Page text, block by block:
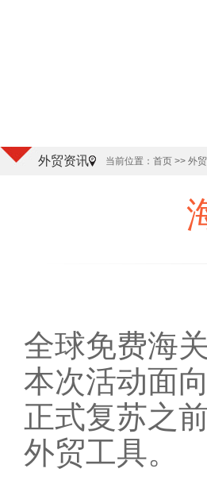
外贸资讯 当前位置： 首页 >> 外
全球免费海
本次活动面
正式复苏之
外贸工具。